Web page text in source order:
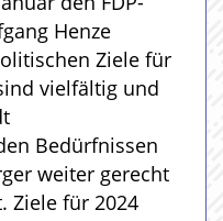
Henze
Ziele für
vielfältig und
Bedürfnissen
weiter gerecht
Ziele für 2024